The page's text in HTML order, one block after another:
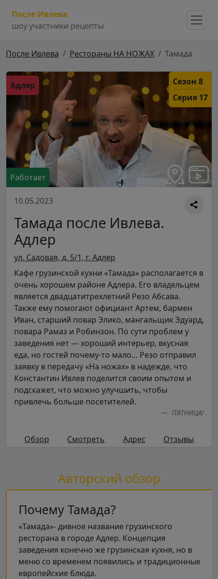
После Ивлева
шоу участники рецепты
После Ивлева Рестораны НА НОЖАХ Тамада
Адлер
Сезон 8
Серия 17
Работает
10.05.2023
Тамада после Ивлева.
Адлер
ул. Садовая, д. 5/1, г. Адлер
Кафе грузинской кухни «Тамада» располагается в
очень хорошем районе Адлера. Его владельцем
является двадцатитрехлетний Резо Абсава.
Также ему помогают официант Артем, бармен
Иван, старший повар Элико, мангальщик Эдуард,
повара Рамаз и Робинзон. По сути проблем у
заведения нет — хороший интерьер, вкусная
еда, но гостей почему-то мало… Резо отправил
заявку в передачу «На ножах» в надежде, что
Константин Ивлев поделится своим опытом и
подскажет, что можно улучшить, чтобы
привлечь больше посетителей.
ПЯТНИЦА!
Обзор Смотреть Адрес Отзывы
Авторский обзор
Почему Тамада?
«Тамада»- дивное название грузинского
ресторана в городе Адлер. Концепция
заведения конечно же грузинская кухня, но в
меню со временем появились и традиционные
европейские блюда.